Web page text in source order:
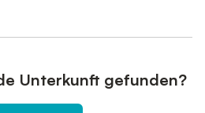
Unterkunft gefunden?